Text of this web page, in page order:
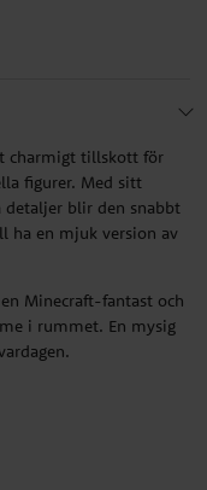
charmigt tillskott för
figurer. Med sitt
detaljer blir den snabbt
ha en mjuk version av
Minecraft-fantast och
i rummet. En mysig